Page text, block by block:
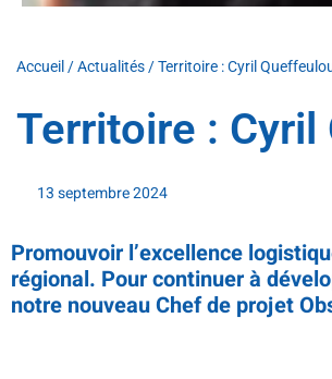
Accueil /Actualités /Territoire : Cyril
Territoire : Cyril
13 septembre 2024
Promouvoir l’excellence
régional. Pour continuer à
notre nouveau Chef de projet